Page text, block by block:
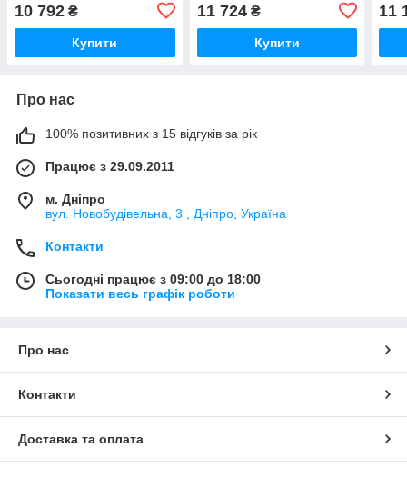
10 792 ₴
Купити
11 724₴
Купити
11
Про нас
100% позитивних з 15 відгуків за рік
Працює з 29.09.2011
м. Дніпро
вул. Новобудівельна, 3 , Дніпро, Україна
Контакти
Сьогодні працює з 09:00 до 18:00
Показати весь графік роботи
Про нас
Контакти
Доставка та оплата